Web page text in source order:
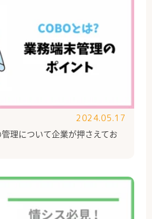
理について企業が押さえてお
2024.05.17